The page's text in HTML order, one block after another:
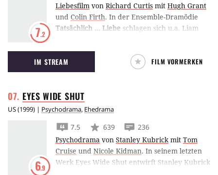
7.2
Liebesfilm von Richard Curtis mit Hugh Grant
und Colin Firth. In der Ensemble-Dramödie
Tatsächlich … Liebe schlagen sich u.a. Liam
vielerlei Liebesnöten kurz vor Weihnachten
herum.
IM STREAM FILM VORMERKEN
EYES WIDE SHUT
US(1999) | Psychodrama, Ehedrama
6.9
7.5 639
236
Psychodrama von Stanley Kubrick mit Tom
Cruise und Nicole Kidman. In seinem letzten
Werk Eyes Wide Shut entwirft Stanley Kubrick